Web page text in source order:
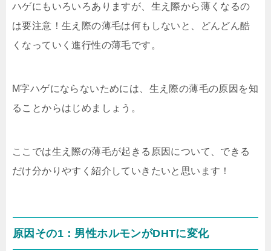
ハゲにもいろいろありますが、生え際から薄くなるの
は要注意！ 生え際の薄毛は何もしないと、どんどん酷
くなっていく進行性の薄毛です。
M字ハゲにならないためには、生え際の薄毛の原因を知
ることからはじめましょう。
ここでは生え際の薄毛が起きる原因について、できる
だけ分かりやすく紹介していきたいと思います！
原因その1：男性ホルモンがDHTに変化